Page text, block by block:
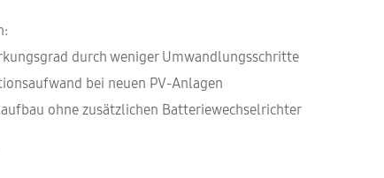
durch weniger Umwandlungsschritte
bei neuen PV-Anlagen
ohne zusätzlichen Batteriewechselrichter